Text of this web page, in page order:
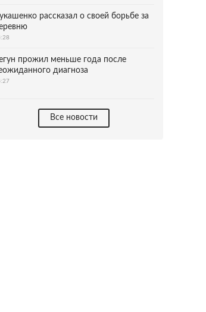
рассказал о своей борьбе за
прожил меньше года после
диагноза
Все новости